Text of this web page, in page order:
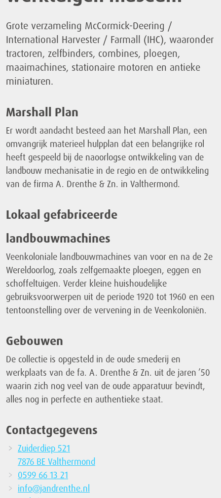
Grote verzameling McCormick-Deering /
International Harvester / Farmall (IHC), waaronder
tractoren, zelfbinders, combines, ploegen,
maaimachines, stationaire motoren en antieke
miniaturen.
Marshall Plan
Er wordt aandacht besteed aan het Marshall Plan, een
omvangrijk materieel hulpplan dat een belangrijke rol
heeft gespeeld bij de naoorlogse ontwikkeling van de
landbouw mechanisatie in de regio en de ontwikkeling
van de firma A. Drenthe & Zn. in Valthermond.
Lokaal gefabriceerde
landbouwmachines
Veenkoloniale landbouwmachines van voor en na de 2e
Wereldoorlog, zoals zelfgemaakte ploegen, eggen en
schoffeltuigen. Verder kleine huishoudelijke
gebruiksvoorwerpen uit de periode 1920 tot 1960 en een
tentoonstelling over de vervening in de Veenkoloniën.
Gebouwen
De collectie is opgesteld in de oude smederij en
werkplaats van de fa. A. Drenthe & Zn. uit de jaren ’50
waarin zich nog veel van de oude apparatuur bevindt,
alles nog in perfecte en authentieke staat.
Contactgegevens
Zuiderdiep 521
7876 BE Valthermond
0599 66 13 21
info@jandrenthe.nl